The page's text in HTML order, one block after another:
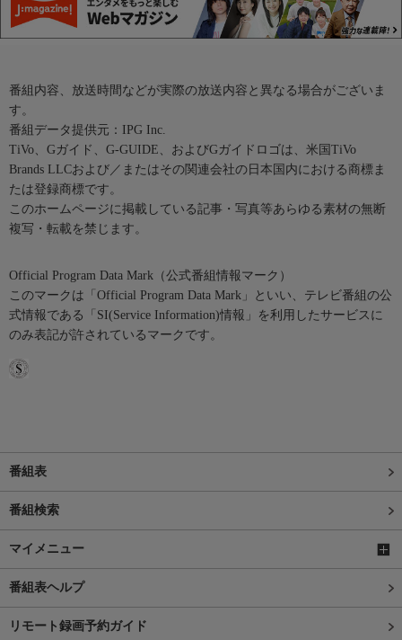
番組内容、放送時間などが実際の放送内容と異なる場合がございま
す。
番組データ提供元：IPG Inc.
TiVo、Gガイド、G-GUIDE、およびGガイドロゴは、米国TiVo
Brands LLCおよび／またはその関連会社の日本国内における商標ま
たは登録商標です。
このホームページに掲載している記事・写真等あらゆる素材の無断
複写・転載を禁じます。
Official Program Data Mark（公式番組情報マーク）
このマークは「Official Program Data Mark」といい、テレビ番組の公
式情報である「SI(Service Information)情報」を利用したサービスに
のみ表記が許されているマークです。
番組表
番組検索
マイメニュー
番組表ヘルプ
リモート録画予約ガイド